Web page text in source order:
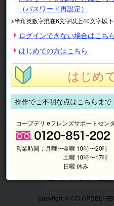
マイページ 注文履歴
抽選結果
請求内容
チケット
くらしのサービス
このサイトの使い方
マイページ
Copyright © CO-OPDELI
（パスワード再設定）
※半角英数字混在6文字以上40文字以下
ログインできない場合はこちら
はじめての方はこちら
はじめ
操作でご不明な点はこちらまで
コープデリ eフレンズサポートセン
営業時間： 月曜〜金曜 10時〜20時
土曜 10時〜17時
日曜 休み